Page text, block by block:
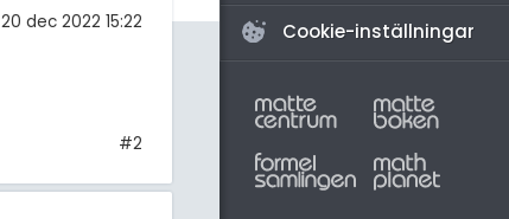
20 dec 2022 15:22
#2
Cookie-inställningar